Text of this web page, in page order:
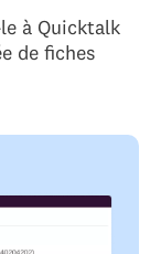
à Quicktalk
de fiches